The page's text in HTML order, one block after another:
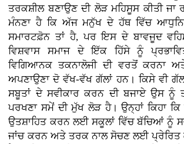
ਤਰਕਸ਼ੀਲ ਬਣਾਉਣ ਦੀ ਲੋੜ ਮਹਿਸੂਸ ਕੀਤੀ ਜਾ
ਮੰਨਣਾ ਹੈ ਕਿ ਅੱਜ ਮਨੁੱਖ ਦੇ ਹੱਥ ਵਿੱਚ
ਸਮਾਰਟਫ਼ੋਨ ਤਾਂ ਹੈ, ਪਰ ਇਸ ਦੇ ਬਾਵਜੂਦ
ਵਿਸ਼ਵਾਸ ਸਮਾਜ ਦੇ ਇੱਕ ਹਿੱਸੇ ਨੂੰ
ਵਿਗਿਆਨਕ ਤਕਨਾਲੋਜੀ ਦੀ ਵਰਤੋਂ ਕਰਨਾ
ਅਪਣਾਉਣਾ ਦੋ ਵੱਖ-ਵੱਖ ਗੱਲਾਂ ਹਨ। ਕਿਸੇ ਵੀ
ਸਬੂਤਾਂ ਦੇ ਸਵੀਕਾਰ ਕਰਨ ਦੀ ਬਜਾਏ ਉਸ ਨੂੰ
ਪਰਖਣਾ ਸਮੇਂ ਦੀ ਮੁੱਖ ਲੋੜ ਹੈ। ਉਨ੍ਹਾਂ ਕਿਹਾ
ਉਤਸ਼ਾਹਿਤ ਕਰਨ ਲਈ ਸਕੂਲਾਂ ਵਿੱਚ ਬੱਚਿਆਂ ਨੂੰ
ਜਾਂਚ ਕਰਨ ਅਤੇ ਤਰਕ ਨਾਲ ਸੋਚਣ ਲਈ ਪ੍ਰੇਰਿਤ